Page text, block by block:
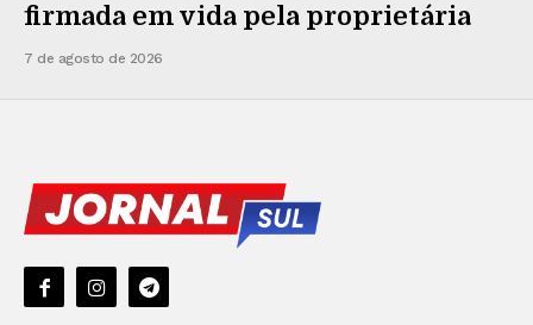
firmada em vida pela proprietária
7 de agosto de 2026